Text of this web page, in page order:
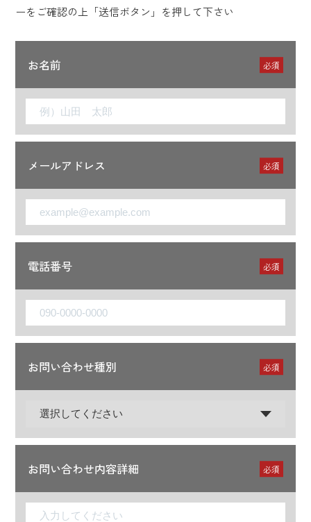
ーをご確認の上「送信ボタン」を押して下さい
お名前 必須
メールアドレス 必須
電話番号 必須
お問い合わせ種別 必須
お問い合わせ内容詳細 必須